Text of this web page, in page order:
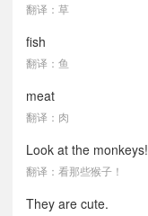
翻译：草
fish
翻译：鱼
meat
翻译：肉
Look at the monkeys!
翻译：看那些猴子！
They are cute.